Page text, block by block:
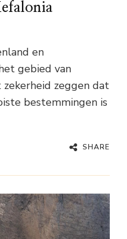
en
gebied van
zeggen dat
bestemmingen is
SHARE